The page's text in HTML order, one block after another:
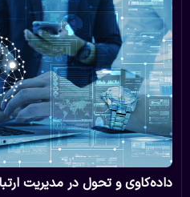
داده‌کاوی و تحول در مدیریت